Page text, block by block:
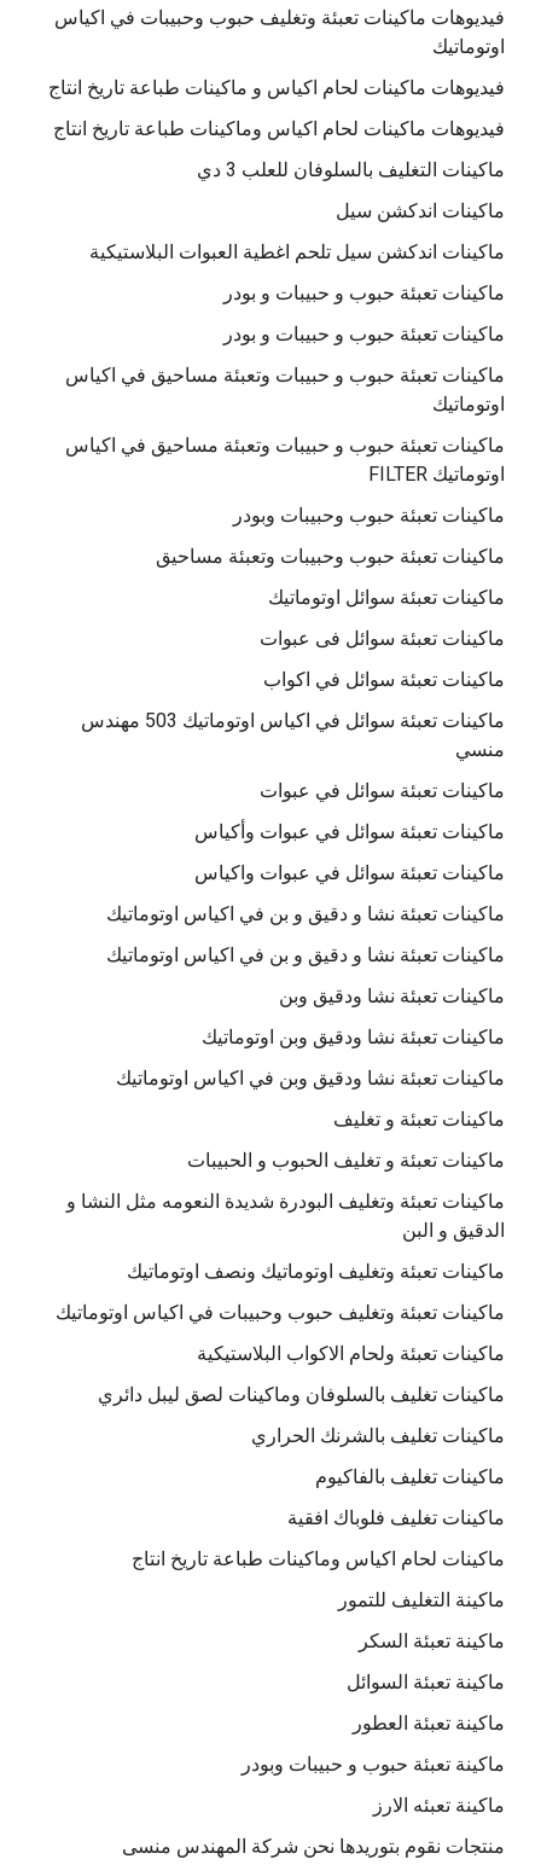
فيديوهات ماكينات تعبئة وتغليف حبوب وحبيبات في اكياس
اوتوماتيك
فيديوهات ماكينات لحام اكياس و ماكينات طباعة تاريخ انتاج
فيديوهات ماكينات لحام اكياس وماكينات طباعة تاريخ انتاج
ماكينات التغليف بالسلوفان للعلب 3 دي
ماكينات اندكشن سيل
ماكينات اندكشن سيل تلحم اغطية العبوات البلاستيكية
ماكينات تعبئة حبوب و حبيبات و بودر
ماكينات تعبئة حبوب و حبيبات و بودر
ماكينات تعبئة حبوب و حبيبات وتعبئة مساحيق في اكياس
اوتوماتيك
ماكينات تعبئة حبوب و حبيبات وتعبئة مساحيق في اكياس
اوتوماتيك FILTER
ماكينات تعبئة حبوب وحبيبات وبودر
ماكينات تعبئة حبوب وحبيبات وتعبئة مساحيق
ماكينات تعبئة سوائل اوتوماتيك
ماكينات تعبئة سوائل فى عبوات
ماكينات تعبئة سوائل في اكواب
ماكينات تعبئة سوائل في اكياس اوتوماتيك 503 مهندس
منسي
ماكينات تعبئة سوائل في عبوات
ماكينات تعبئة سوائل في عبوات وأكياس
ماكينات تعبئة سوائل في عبوات واكياس
ماكينات تعبئة نشا و دقيق و بن في اكياس اوتوماتيك
ماكينات تعبئة نشا و دقيق و بن في اكياس اوتوماتيك
ماكينات تعبئة نشا ودقيق وبن
ماكينات تعبئة نشا ودقيق وبن اوتوماتيك
ماكينات تعبئة نشا ودقيق وبن في اكياس اوتوماتيك
ماكينات تعبئة و تغليف
ماكينات تعبئة و تغليف الحبوب و الحبيبات
ماكينات تعبئة وتغليف البودرة شديدة النعومه مثل النشا و
الدقيق و البن
ماكينات تعبئة وتغليف اوتوماتيك ونصف اوتوماتيك
ماكينات تعبئة وتغليف حبوب وحبيبات في اكياس اوتوماتيك
ماكينات تعبئة ولحام الاكواب البلاستيكية
ماكينات تغليف بالسلوفان وماكينات لصق ليبل دائري
ماكينات تغليف بالشرنك الحراري
ماكينات تغليف بالفاكيوم
ماكينات تغليف فلوباك افقية
ماكينات لحام اكياس وماكينات طباعة تاريخ انتاج
ماكينة التغليف للتمور
ماكينة تعبئة السكر
ماكينة تعبئة السوائل
ماكينة تعبئة العطور
ماكينة تعبئة حبوب و حبيبات وبودر
ماكينة تعبئه الارز
منتجات نقوم بتوريدها نحن شركة المهندس منسى